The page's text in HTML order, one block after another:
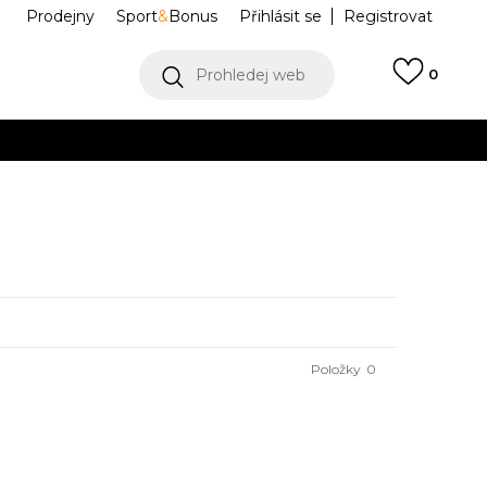
Přihlásit se Registrovat
Prodejny Sport&Bonus
Prohledej web 0
0
Položky